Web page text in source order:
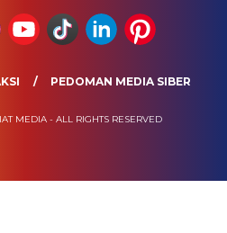
PEDOMAN MEDIA SIBER
MEDIA - ALL RIGHTS RESERVED